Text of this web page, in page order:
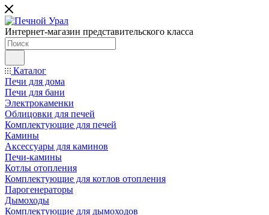
Интернет-магазин представительского класса
Каталог
Печи для дома
Печи для бани
Электрокаменки
Облицовки для печей
Комплектующие для печей
Камины
Аксессуары для каминов
Печи-камины
Котлы отопления
Комплектующие для котлов отопления
Парогенераторы
Дымоходы
Комплектующие для дымоходов